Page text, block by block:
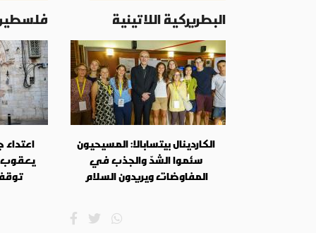
البطريركية اللاتينية
الكاردينال بيتسابالا: المسيحيون
سئموا الشدّ والجذب في
المفاوضات ويريدون السلام